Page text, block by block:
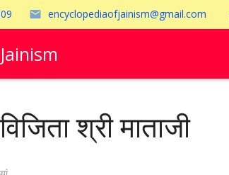
encyclopediaofjainism@gmail.com
श्री माताजी